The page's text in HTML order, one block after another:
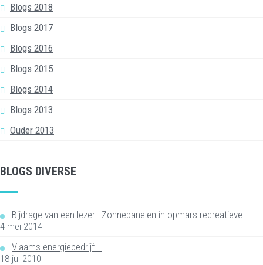
Blogs 2018
Blogs 2017
Blogs 2016
Blogs 2015
Blogs 2014
Blogs 2013
Ouder 2013
BLOGS DIVERSE
Bijdrage van een lezer : Zonnepanelen in opmars recreatieve…...
4 mei 2014
Vlaams energiebedrijf...
18 jul 2010